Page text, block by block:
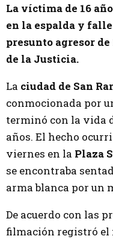
La víctima de 16
en la espalda y
presunto agresor
de la Justicia.
La ciudad de San
conmocionada por
terminó con la vida
años. El hecho
viernes en la Plaza
se encontraba
arma blanca por un
De acuerdo con las
filmación registró el